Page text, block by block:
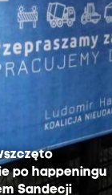
po happeningu
Sandecji